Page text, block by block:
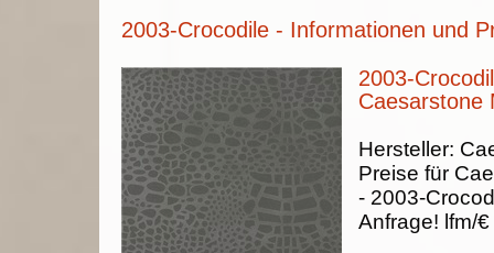
2003-Crocodile - Informationen und
2003-
Caesarstone
Hersteller:
Preise für
- 2003-
Anfrage! lfm/€